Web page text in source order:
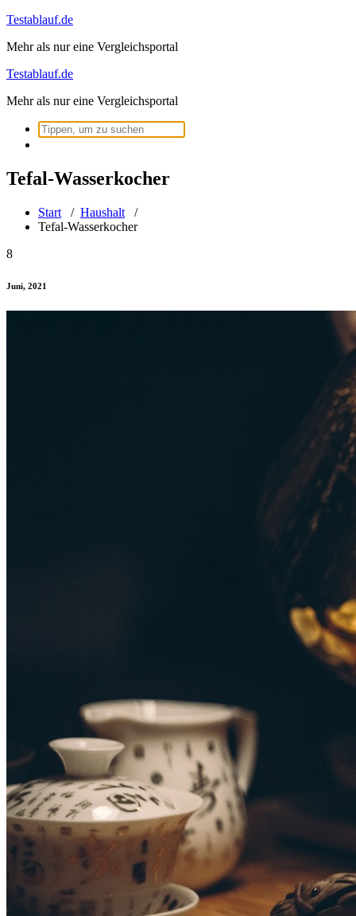
Zum
springen
Testablauf.de
Mehr als nur eine Vergleichsportal
Testablauf.de
Mehr als nur eine Vergleichsportal
Suchen
nach:
Tefal-Wasserkocher
Start / Haushalt /
Tefal-Wasserkocher
8
Juni, 2021